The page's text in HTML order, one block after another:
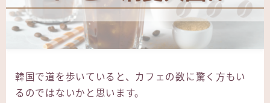
韓国で道を歩いていると、カフェの数に驚く方もい
るのではないかと思います。